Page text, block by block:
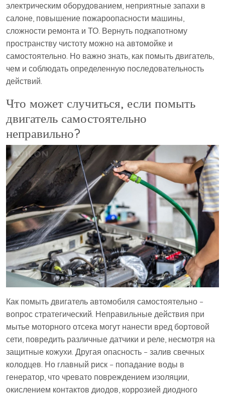
электрическим оборудованием, неприятные запахи в
салоне, повышение пожароопасности машины,
сложности ремонта и ТО. Вернуть подкапотному
пространству чистоту можно на автомойке и
самостоятельно. Но важно знать, как помыть двигатель,
чем и соблюдать определенную последовательность
действий.
Что может случиться, если помыть
двигатель самостоятельно
неправильно?
Как помыть двигатель автомобиля самостоятельно –
вопрос стратегический. Неправильные действия при
мытье моторного отсека могут нанести вред бортовой
сети, повредить различные датчики и реле, несмотря на
защитные кожухи. Другая опасность – залив свечных
колодцев. Но главный риск – попадание воды в
генератор, что чревато повреждением изоляции,
окислением контактов диодов, коррозией диодного